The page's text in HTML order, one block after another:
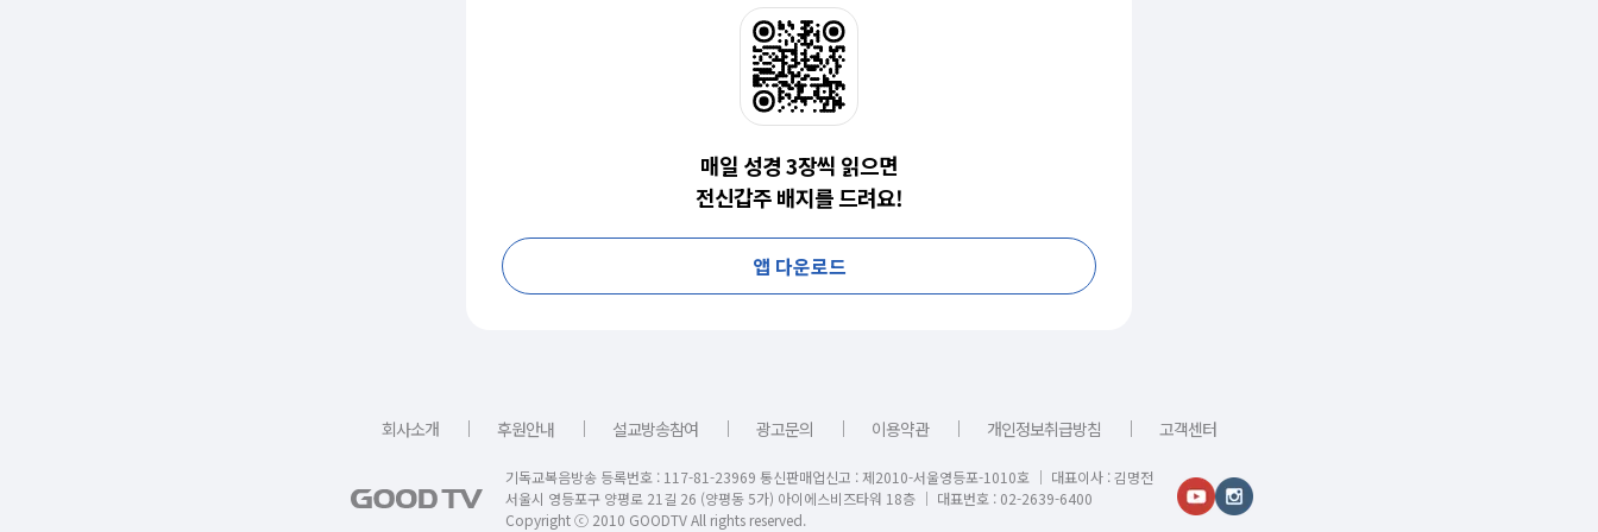
매일 성경 3장씩 읽으면
전신갑주 배지를 드려요!
앱 다운로드
회사소개 ｜ 후원안내 ｜ 설교방송참여 ｜ 광고문의 ｜ 이용약관 ｜ 개인정보취급방침 ｜ 고객센터
기독교복음방송 등록번호 : 117-81-23969 통신판매업신고 : 제2010-서울영등포-1010호 │ 대표이사 : 김명전
서울시 영등포구 양평로 21길 26 (양평동 5가) 아이에스비즈타워 18층 │ 대표번호 : 02-2639-6400
Copyright ⓒ 2010 GOODTV All rights reserved.